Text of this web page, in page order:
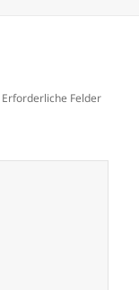
Erforderliche Felder